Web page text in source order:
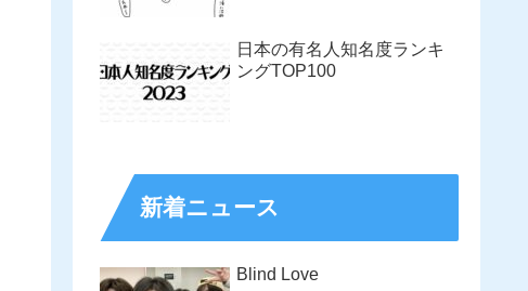
日本の有名人知名度ランキ
ングTOP100
新着ニュース
Blind Love